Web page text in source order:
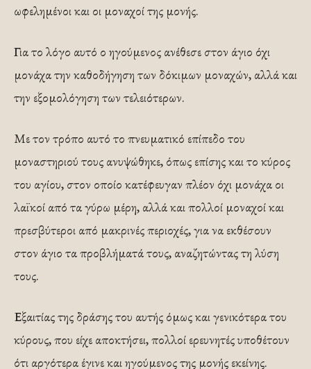
ωφελημένοι και οι μοναχοί της μονής.
Για το λόγο αυτό ο ηγούμενος ανέθεσε στον άγιο όχι
μονάχα την καθοδήγηση των δόκιμων μοναχών, αλλά και
την εξομολόγηση των τελειότερων.
Με τον τρόπο αυτό το πνευματικό επίπεδο του
μοναστηριού τους ανυψώθηκε, όπως επίσης και το κύρος
του αγίου, στον οποίο κατέφευγαν πλέον όχι μονάχα οι
λαϊκοί από τα γύρω μέρη, αλλά και πολλοί μοναχοί και
πρεσβύτεροι από μακρινές περιοχές, για να εκθέσουν
στον άγιο τα προβλήματά τους, αναζητώντας τη λύση
τους.
Εξαιτίας της δράσης του αυτής όμως και γενικότερα του
κύρους, που είχε αποκτήσει, πολλοί ερευνητές υποθέτουν
ότι αργότερα έγινε και ηγούμενος της μονής εκείνης.